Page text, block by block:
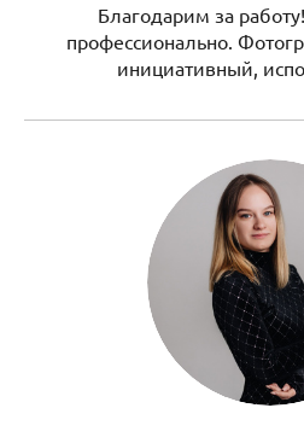
Благодарим за
профессионально.
инициативный,